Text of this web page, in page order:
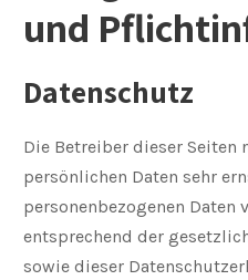
und
Datenschutz
Die Betreiber dieser Seiten
persönlichen Daten sehr
personenbezogenen Daten
entsprechend der
sowie dieser